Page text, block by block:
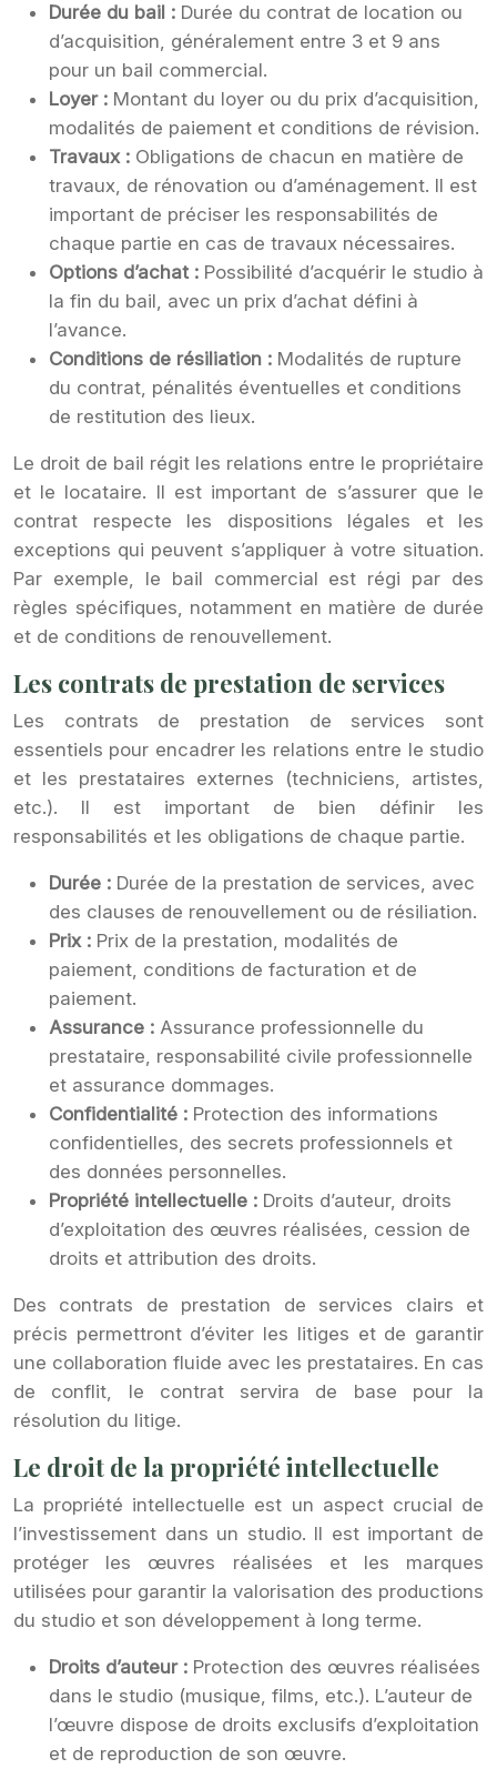
Durée du bail : Durée du contrat de location ou
d’acquisition, généralement entre 3 et 9 ans
pour un bail commercial.
Loyer : Montant du loyer ou du prix d’acquisition,
modalités de paiement et conditions de révision.
Travaux : Obligations de chacun en matière de
travaux, de rénovation ou d’aménagement. Il est
important de préciser les responsabilités de
chaque partie en cas de travaux nécessaires.
Options d’achat : Possibilité d’acquérir le studio à
la fin du bail, avec un prix d’achat défini à
l’avance.
Conditions de résiliation : Modalités de rupture
du contrat, pénalités éventuelles et conditions
de restitution des lieux.
Le droit de bail régit les relations entre le propriétaire
et le locataire. Il est important de s’assurer que le
contrat respecte les dispositions légales et les
exceptions qui peuvent s’appliquer à votre situation.
Par exemple, le bail commercial est régi par des
règles spécifiques, notamment en matière de durée
et de conditions de renouvellement.
Les contrats de prestation de services
Les contrats de prestation de services sont
essentiels pour encadrer les relations entre le studio
et les prestataires externes (techniciens, artistes,
etc.). Il est important de bien définir les
responsabilités et les obligations de chaque partie.
Durée : Durée de la prestation de services, avec
des clauses de renouvellement ou de résiliation.
Prix : Prix de la prestation, modalités de
paiement, conditions de facturation et de
paiement.
Assurance : Assurance professionnelle du
prestataire, responsabilité civile professionnelle
et assurance dommages.
Confidentialité : Protection des informations
confidentielles, des secrets professionnels et
des données personnelles.
Propriété intellectuelle : Droits d’auteur, droits
d’exploitation des œuvres réalisées, cession de
droits et attribution des droits.
Des contrats de prestation de services clairs et
précis permettront d’éviter les litiges et de garantir
une collaboration fluide avec les prestataires. En cas
de conflit, le contrat servira de base pour la
résolution du litige.
Le droit de la propriété intellectuelle
La propriété intellectuelle est un aspect crucial de
l’investissement dans un studio. Il est important de
protéger les œuvres réalisées et les marques
utilisées pour garantir la valorisation des productions
du studio et son développement à long terme.
Droits d’auteur : Protection des œuvres réalisées
dans le studio (musique, films, etc.). L’auteur de
l’œuvre dispose de droits exclusifs d’exploitation
et de reproduction de son œuvre.